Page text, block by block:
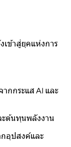
เข้าสู่ยุคแห่งการ
ากกระแส AI และ
ะต้นทุนพลังงาน
อุปสงค์และ